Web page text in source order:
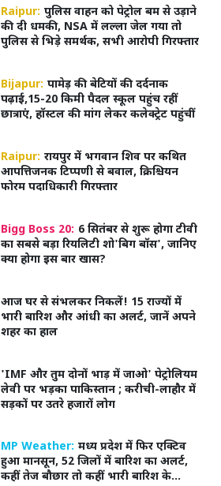
Raipur: पुलिस वाहन को पेट्रोल बम से उड़ाने
की दी धमकी, NSA में लल्ला जेल गया तो
पुलिस से भिड़े समर्थक, सभी आरोपी गिरफ्तार
Bijapur: पामेड़ की बेटियों की दर्दनाक
पढ़ाई,15-20 किमी पैदल स्कूल पहुंच रहीं
छात्राएं, हॉस्टल की मांग लेकर कलेक्ट्रेट पहुंचीं
Raipur: रायपुर में भगवान शिव पर कथित
आपत्तिजनक टिप्पणी से बवाल, क्रिश्चियन
फोरम पदाधिकारी गिरफ्तार
Bigg Boss 20: 6 सितंबर से शुरू होगा टीवी
का सबसे बड़ा रियलिटी शो'बिग बॉस', जानिए
क्या होगा इस बार खास?
आज घर से संभलकर निकलें! 15 राज्यों में
भारी बारिश और आंधी का अलर्ट, जानें अपने
शहर का हाल
'IMF और तुम दोनों भाड़ में जाओ' पेट्रोलियम
लेवी पर भड़का पाकिस्तान ; करीची-लाहौर में
सड़कों पर उतरे हजारों लोग
MP Weather: मध्य प्रदेश में फिर एक्टिव
हुआ मानसून, 52 जिलों में बारिश का अलर्ट,
कहीं तेज बौछार तो कहीं भारी बारिश के